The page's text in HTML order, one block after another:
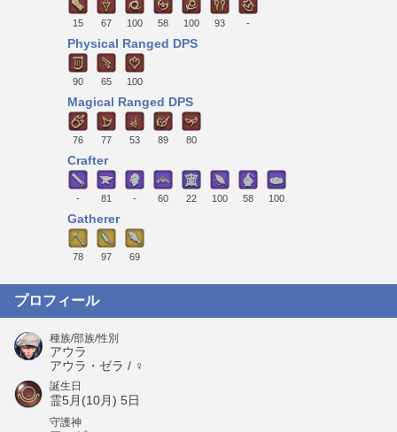
15 67 100 58 100 93 -
Physical Ranged DPS
90 65 100
Magical Ranged DPS
76 77 53 89 80
Crafter
- 81 - 60 22 100 58 100
Gatherer
78 97 69
プロフィール
種族/部族/性別
アウラ
アウラ・ゼラ / ♀
誕生日
霊5月(10月) 5日
守護神